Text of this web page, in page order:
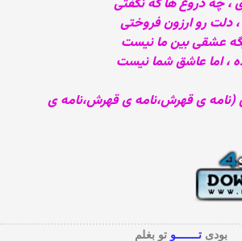
چه دروغ ها که نگفتی
دلت رو ارزون فروختی
عشقی بین ما نیست
، اما عاشق شما نیست
ی قهرش،نامه ی قهرش،نامه ی
بودیتـــــــوتو بغلم